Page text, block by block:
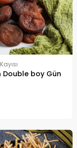
Double boy Gün